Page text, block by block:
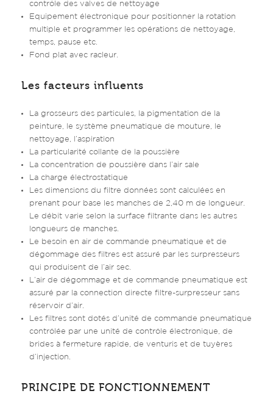
contrôle des valves de nettoyage
Equipement électronique pour positionner la rotation
multiple et programmer les opérations de nettoyage,
temps, pause etc.
Fond plat avec racleur.
Les facteurs influents
La grosseurs des particules, la pigmentation de la
peinture, le système pneumatique de mouture, le
nettoyage, l’aspiration
La particularité collante de la poussière
La concentration de poussière dans l’air sale
La charge électrostatique
Les dimensions du filtre données sont calculées en
prenant pour base les manches de 2,40 m de longueur.
Le débit varie selon la surface filtrante dans les autres
longueurs de manches.
Le besoin en air de commande pneumatique et de
dégommage des filtres est assuré par les surpresseurs
qui produisent de l’air sec.
L’air de dégommage et de commande pneumatique est
assuré par la connection directe filtre-surpresseur sans
réservoir d’air.
Les filtres sont dotés d’unité de commande pneumatique
contrôlée par une unité de contrôle électronique, de
brides à fermeture rapide, de venturis et de tuyères
d’injection.
PRINCIPE DE FONCTIONNEMENT